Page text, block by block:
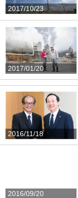
2017/10/23
2017/01/20
2016/11/18
2016/09/20